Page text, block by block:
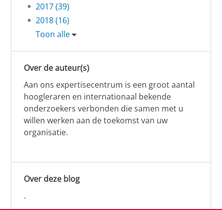
2017 (39)
2018 (16)
Toon alle
Over de auteur(s)
Aan ons expertisecentrum is een groot aantal
hoogleraren en internationaal bekende
onderzoekers verbonden die samen met u
willen werken aan de toekomst van uw
organisatie.
Over deze blog
.